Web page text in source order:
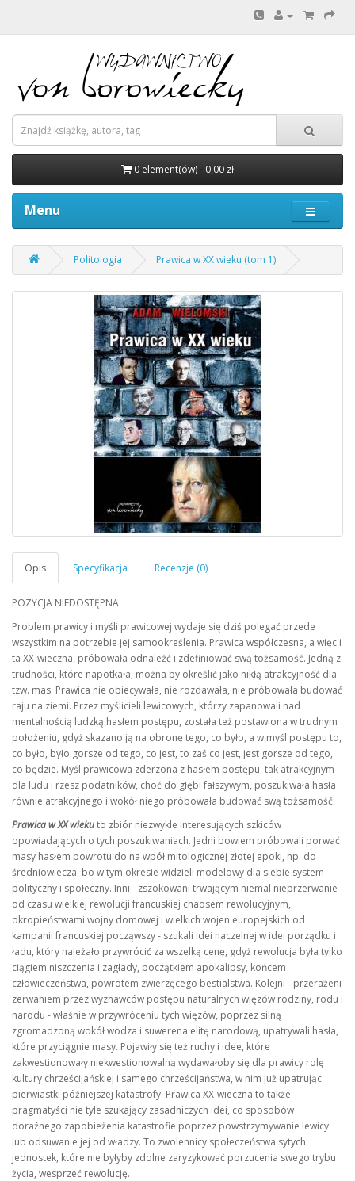
0 element(ów) - 0,00 zł
Menu
Politologia Prawica w XX wieku (tom 1)
POZYCJA NIEDOSTĘPNA
Problem prawicy i myśli prawicowej wydaje się dziś polegać przede
wszystkim na potrzebie jej samookreślenia. Prawica współczesna, a więc i
ta XX-wieczna, próbowała odnaleźć i zdefiniować swą tożsamość. Jedną z
trudności, które napotkała, można by określić jako nikłą atrakcyjność dla
tzw. mas. Prawica nie obiecywała, nie rozdawała, nie próbowała budować
raju na ziemi. Przez myślicieli lewicowych, którzy zapanowali nad
mentalnością ludzką hasłem postępu, została też postawiona w trudnym
położeniu, gdyż skazano ją na obronę tego, co było, a w myśl postępu to,
co było, było gorsze od tego, co jest, to zaś co jest, jest gorsze od tego,
co będzie. Myśl prawicowa zderzona z hasłem postępu, tak atrakcyjnym
dla ludu i rzesz podatników, choć do głębi fałszywym, poszukiwała hasła
równie atrakcyjnego i wokół niego próbowała budować swą tożsamość.
Prawica w XX wiekuto zbiór niezwykle interesujących szkiców
opowiadających o tych poszukiwaniach. Jedni bowiem próbowali porwać
masy hasłem powrotu do na wpół mitologicznej złotej epoki, np. do
średniowiecza, bo w tym okresie widzieli modelowy dla siebie system
polityczny i społeczny. Inni - zszokowani trwającym niemal nieprzerwanie
od czasu wielkiej rewolucji francuskiej chaosem rewolucyjnym,
okropieństwami wojny domowej i wielkich wojen europejskich od
kampanii francuskiej począwszy - szukali idei naczelnej w idei porządku i
ładu, który należało przywrócić za wszelką cenę, gdyż rewolucja była tylko
ciągiem niszczenia i zagłady, początkiem apokalipsy, końcem
człowieczeństwa, powrotem zwierzęcego bestialstwa. Kolejni - przerażeni
zerwaniem przez wyznawców postępu naturalnych więzów rodziny, rodu i
narodu - właśnie w przywróceniu tych więzów, poprzez silną
zgromadzoną wokół wodza i suwerena elitę narodową, upatrywali hasła,
które przyciągnie masy. Pojawiły się też ruchy i idee, które
zakwestionowały niekwestionowalną wydawałoby się dla prawicy rolę
kultury chrześcijańskiej i samego chrześcijaństwa, w nim już upatrując
pierwiastki późniejszej katastrofy. Prawica XX-wieczna to także
pragmatyści nie tyle szukający zasadniczych idei, co sposobów
doraźnego zapobieżenia katastrofie poprzez powstrzymywanie lewicy
lub odsuwanie jej od władzy. To zwolennicy społeczeństwa sytych
jednostek, które nie byłyby zdolne zaryzykować porzucenia swego trybu
życia, wesprzeć rewolucję.